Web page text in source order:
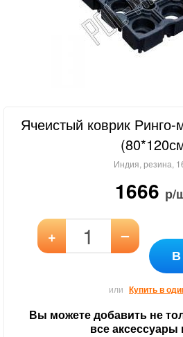
Ячеистый коврик
Индия, резина,
1666 р/
+ –
или Купить в
Вы можете добавить не
все аксессуары